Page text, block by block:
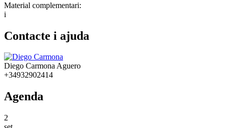
Material complementari:
i
Contacte i ajuda
Diego Carmona Aguero
+34932902414
Agenda
2